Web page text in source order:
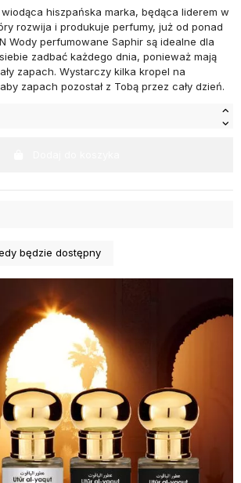
wiodąca hiszpańska marka, będąca liderem w
rozwija i produkuje perfumy, już od ponad
Wody perfumowane Saphir są idealne dla
zadbać każdego dnia, ponieważ mają
zapach. Wystarczy kilka kropel na
zapach pozostał z Tobą przez cały dzień.